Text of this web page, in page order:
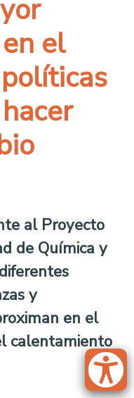
el
al Proyecto
de Química y
y
en el
calentamiento